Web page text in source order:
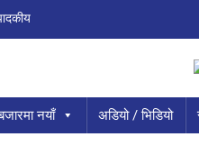
नयाँ अडियो / भिडियो